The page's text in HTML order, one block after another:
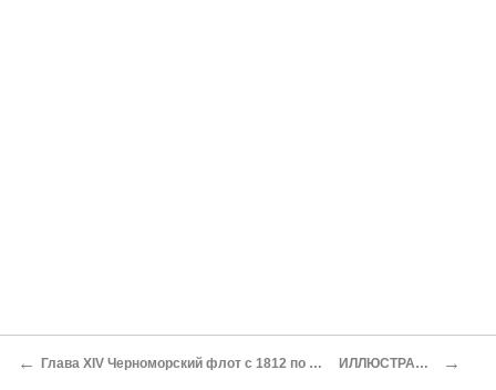
← Глава XIV Черноморский флот с 1812 по 1825 г. ИЛЛЮСТРАЦИИ →